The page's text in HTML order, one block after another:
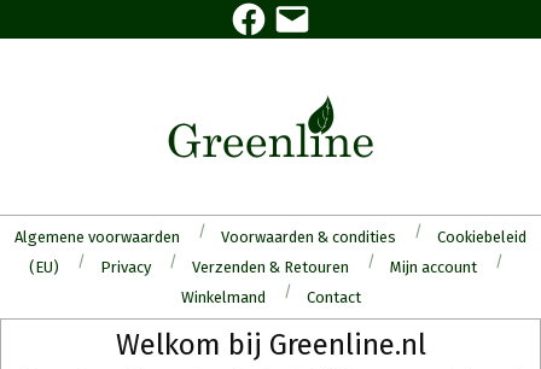
to
Facebook
E-
mail
Algemene voorwaarden Voorwaarden & condities
Cookiebeleid
(EU)
Privacy Verzenden & Retouren
Mijn account
Winkelmand
Contact
Welkom bij Greenline.nl